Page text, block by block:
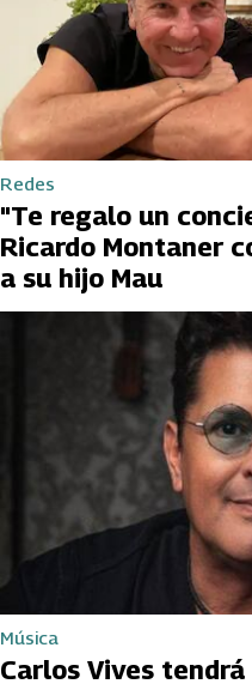
Redes
"Te regalo un
Ricardo Montaner
a su hijo Mau
Música
Carlos Vives